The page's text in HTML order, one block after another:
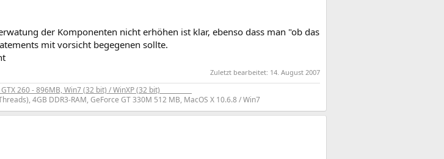
der Komponenten nicht erhöhen ist klar, ebenso dass man "ob das
mit vorsicht begegenen sollte.
Zuletzt bearbeitet: 14. August 2007
260 - 896MB, Win7 (32 bit) / WinXP (32 bit)
4GB DDR3-RAM, GeForce GT 330M 512 MB, MacOS X 10.6.8 / Win7